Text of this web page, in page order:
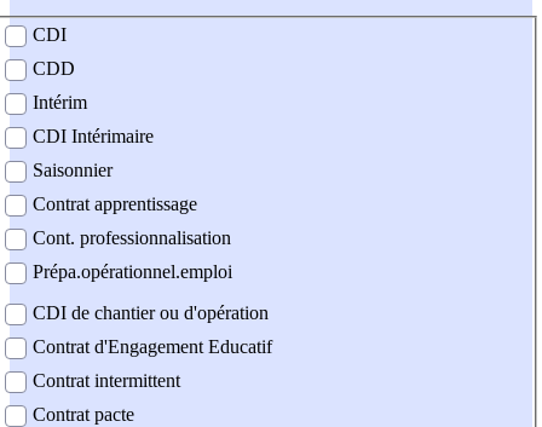
contrat
CDI
CDD
Intérim
CDI Intérimaire
Saisonnier
Contrat apprentissage
Cont. professionnalisation
Prépa.opérationnel.emploi
CDI de chantier ou d'opération
Contrat d'Engagement Educatif
Contrat intermittent
Contrat pacte